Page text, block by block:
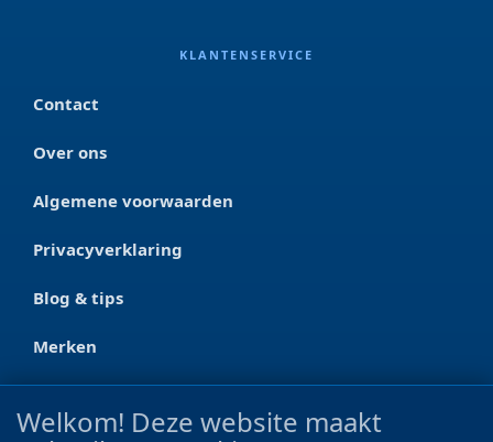
KLANTENSERVICE
Contact
Over ons
Algemene voorwaarden
Privacyverklaring
Blog & tips
Merken
CONTACT
Welkom! Deze website maakt